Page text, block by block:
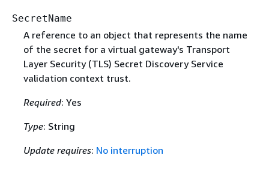
SecretName
A reference to an object that represents the name
of the secret for a virtual gateway's Transport
Layer Security (TLS) Secret Discovery Service
validation context trust.
Required: Yes
Type: String
Update requires: No interruption